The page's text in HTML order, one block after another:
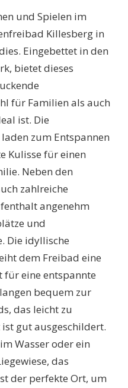
und Spielen im
Killesberg in
Eingebettet in den
bietet dieses
für Familien als auch
ist. Die
zum Entspannen
Kulisse für einen
Neben den
zahlreiche
angenehm
und
Die idyllische
dem Freibad eine
für eine entspannte
bequem zur
das leicht zu
gut ausgeschildert.
Wasser oder ein
das
der perfekte Ort, um